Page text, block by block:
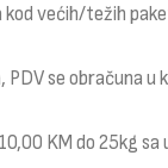
kod većih/težih
se obračuna u
KM do 25kg